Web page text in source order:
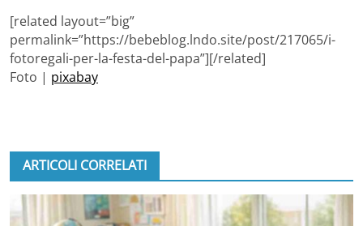
[related layout=”big”
permalink=”https://bebeblog.lndo.site/post/217065/i-
fotoregali-per-la-festa-del-papa”][/related]
Foto | pixabay
ARTICOLI CORRELATI